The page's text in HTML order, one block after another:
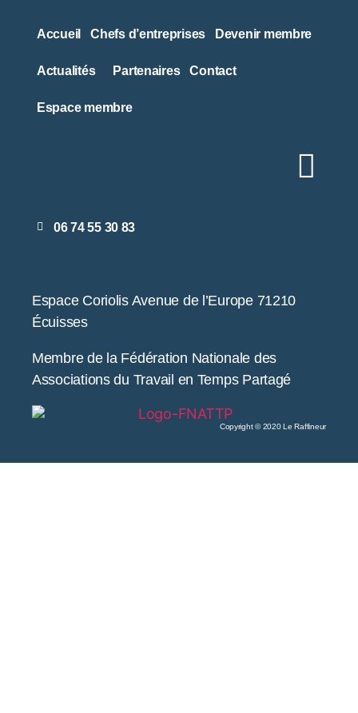
Accueil Chefs d’entreprises Devenir membre
Actualités Partenaires Contact
Espace membre
06 74 55 30 83
Espace Coriolis Avenue de l’Europe 71210
Écuisses
Membre de la Fédération Nationale des
Associations du Travail en Temps Partagé
Copyright © 2020 Le Raffineur